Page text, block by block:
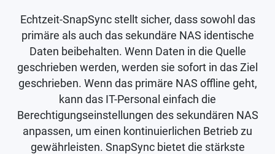
Echtzeit-SnapSync stellt sicher, dass sowohl das
primäre als auch das sekundäre NAS identische
Daten beibehalten. Wenn Daten in die Quelle
geschrieben werden, werden sie sofort in das Ziel
geschrieben. Wenn das primäre NAS offline geht,
kann das IT-Personal einfach die
Berechtigungseinstellungen des sekundären NAS
anpassen, um einen kontinuierlichen Betrieb zu
gewährleisten. SnapSync bietet die stärkste